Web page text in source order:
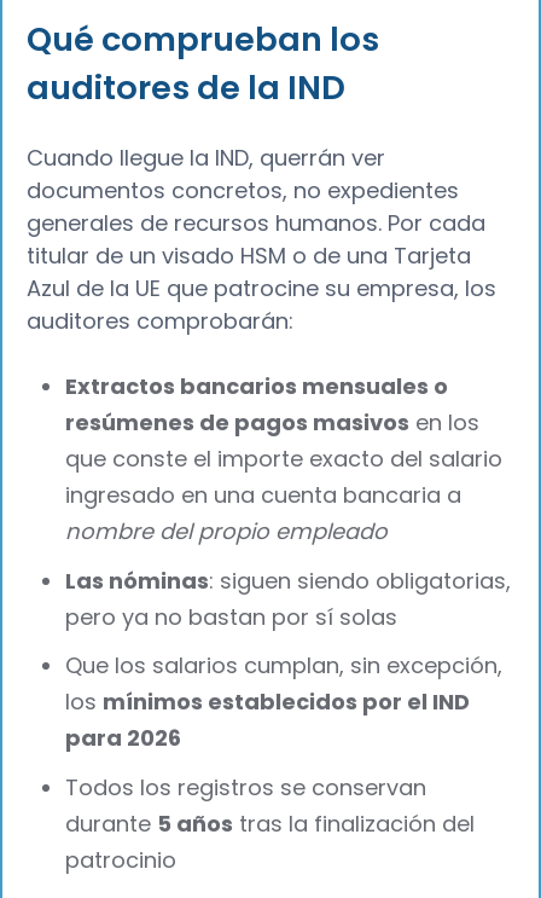
Qué comprueban los
auditores de la IND
Cuando llegue la IND, querrán ver
documentos concretos, no expedientes
generales de recursos humanos. Por cada
titular de un visado HSM o de una Tarjeta
Azul de la UE que patrocine su empresa, los
auditores comprobarán:
Extractos bancarios mensuales o
resúmenes de pagos masivos en los
que conste el importe exacto del salario
ingresado en una cuenta bancaria a
nombre del propio empleado
Las nóminas: siguen siendo obligatorias,
pero ya no bastan por sí solas
Que los salarios cumplan, sin excepción,
los mínimos establecidos por el IND
para 2026
Todos los registros se conservan
durante 5 años tras la finalización del
patrocinio